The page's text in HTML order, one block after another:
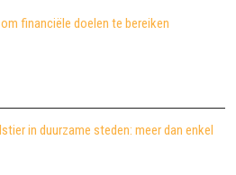
financiële doelen te bereiken
in duurzame steden: meer dan enkel